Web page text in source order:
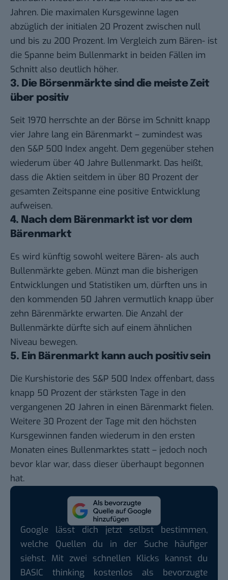
Jahren. Die maximalen Kursgewinne lagen
abzüglich der initialen 20 Prozent zwischen null
und bis zu 200 Prozent. Im Vergleich zum Bären- ist
die Spanne beim Bullenmarkt in beiden Fällen im
Schnitt also deutlich höher.
3. Die Börsenmärkte sind die meiste Zeit
über positiv
Seit 1970 herrschte an der Börse im Schnitt knapp
vier Jahre lang ein Bärenmarkt – zumindest was
den S&P 500 Index angeht. Dem gegenüber stehen
wiederum über 40 Jahre Bullenmarkt. Das heißt,
dass die Aktien seitdem in über 80 Prozent der
gesamten Zeitspanne eine positive Entwicklung
aufweisen.
4. Nach dem Bärenmarkt ist vor dem
Bärenmarkt
Es wird künftig sowohl weitere Bären- als auch
Bullenmärkte geben. Münzt man die bisherigen
Entwicklungen und Statistiken um, dürften uns in
den kommenden 50 Jahren vermutlich knapp über
zehn Bärenmärkte erwarten. Die Anzahl der
Bullenmärkte dürfte sich auf einem ähnlichen
Niveau bewegen.
5. Ein Bärenmarkt kann auch positiv sein
Die Kurshistorie des S&P 500 Index offenbart, dass
knapp 50 Prozent der stärksten Tage in den
vergangenen 20 Jahren in einen Bärenmarkt fielen.
Weitere 30 Prozent der Tage mit den höchsten
Kursgewinnen fanden wiederum in den ersten
Monaten eines Bullenmarktes statt – jedoch noch
bevor klar war, dass dieser überhaupt begonnen
hat.
Google lässt dich jetzt selbst bestimmen,
welche Quellen du in der Suche häufiger
siehst. Mit zwei schnellen Klicks kannst du
BASIC thinking kostenlos als bevorzugte